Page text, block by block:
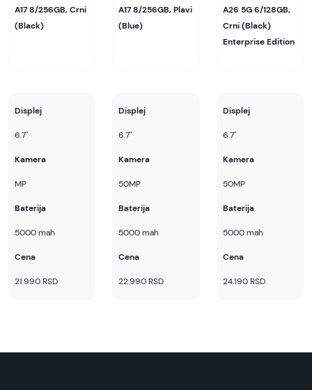
A17 8/256GB, Crni
(Black)
A17 8/256GB, Plavi
(Blue)
A26 5G 6/128GB,
Crni (Black)
Enterprise Edition
Displej
6.7"
Kamera
MP
Baterija
5000 mah
Cena
21.990 RSD
Displej
6.7"
Kamera
50MP
Baterija
5000 mah
Cena
22.990 RSD
Displej
6.7"
Kamera
50MP
Baterija
5000 mah
Cena
24.190 RSD